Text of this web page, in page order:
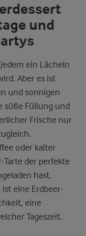
und
ein Lächeln
Aber es ist
und sonnigen
süße Füllung und
Frische nur
oder kalter
Tarte der perfekte
hast,
eine Erdbeer-
eine
Tageszeit.